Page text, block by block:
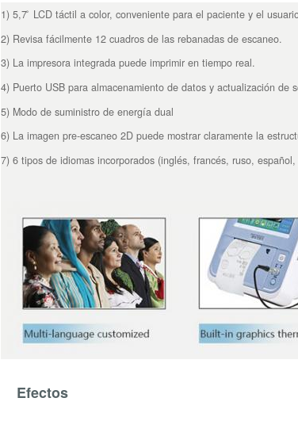
1) 5,7 ̊ LCD táctil a color, conveniente para el paciente y el
2) Revisa fácilmente 12 cuadros de las rebanadas de escaneo.
3) La impresora integrada puede imprimir en tiempo real.
4) Puerto USB para almacenamiento de datos y actualización de
5) Modo de suministro de energía dual
6) La imagen pre-escaneo 2D puede mostrar claramente la
7) 6 tipos de idiomas incorporados (inglés, francés, ruso,
Efectos